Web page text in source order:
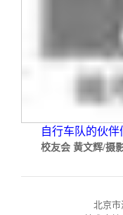
自行车队的伙伴
校友会 黄文辉/摄
北京市